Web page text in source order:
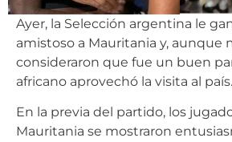
Ayer, la Selección argentina le
amistoso a Mauritania y, aunque
consideraron que fue un buen
africano aprovechó la visita al país.
En la previa del partido, los
Mauritania se mostraron